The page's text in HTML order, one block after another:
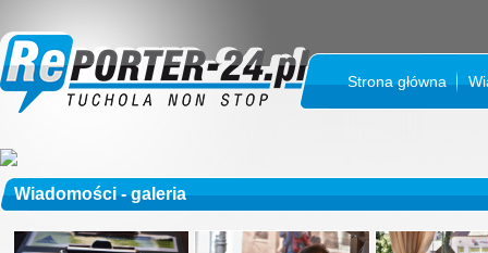
Strona główna
Wiadomości - galeria